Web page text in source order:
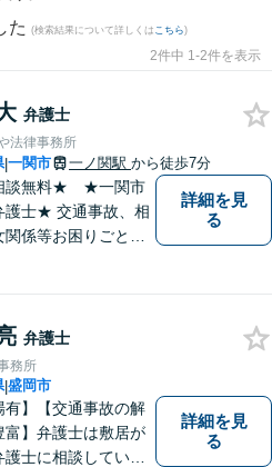
た (検索結果について詳しくは こちら)
2件中 1-2件を表示
弁護士
法律事務所
|一関市 一ノ関駅 から徒歩7分
談無料★ ★一関市
護士★ 交通事故、相
係等お困りごとが
詳細を見
る
弁護士
務所
|盛岡市
有】【交通事故の解
富】弁護士は敷居が
士に相談していい
詳細を見
る